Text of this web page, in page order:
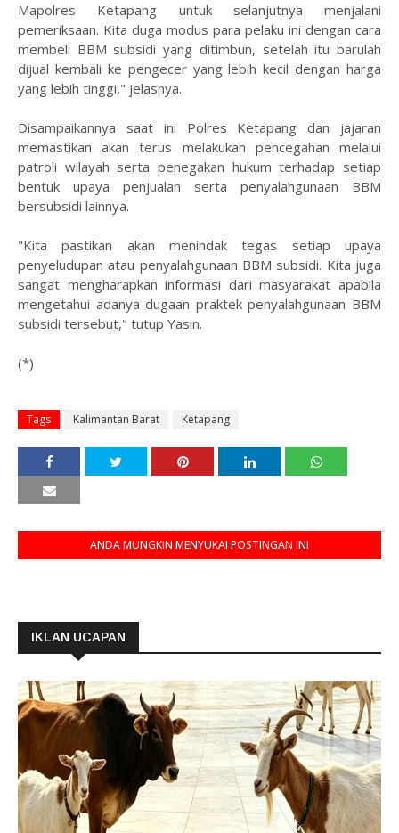
Mapolres Ketapang untuk selanjutnya menjalani
pemeriksaan. Kita duga modus para pelaku ini dengan cara
membeli BBM subsidi yang ditimbun, setelah itu barulah
dijual kembali ke pengecer yang lebih kecil dengan harga
yang lebih tinggi," jelasnya.
Disampaikannya saat ini Polres Ketapang dan jajaran
memastikan akan terus melakukan pencegahan melalui
patroli wilayah serta penegakan hukum terhadap setiap
bentuk upaya penjualan serta penyalahgunaan BBM
bersubsidi lainnya.
"Kita pastikan akan menindak tegas setiap upaya
penyeludupan atau penyalahgunaan BBM subsidi. Kita juga
sangat mengharapkan informasi dari masyarakat apabila
mengetahui adanya dugaan praktek penyalahgunaan BBM
subsidi tersebut," tutup Yasin.
(*)
Tags Kalimantan Barat Ketapang
ANDA MUNGKIN MENYUKAI POSTINGAN INI
IKLAN UCAPAN